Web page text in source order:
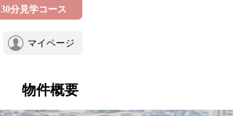
物件概要
マイページ
30分見学コース